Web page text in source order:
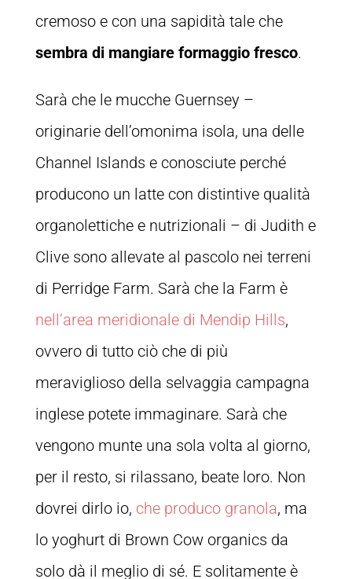
cremoso e con una sapidità tale che
sembra di mangiare formaggio fresco.
Sarà che le mucche Guernsey –
originarie dell’omonima isola, una delle
Channel Islands e conosciute perché
producono un latte con distintive qualità
organolettiche e nutrizionali – di Judith e
Clive sono allevate al pascolo nei terreni
di Perridge Farm. Sarà che la Farm è
nell’area meridionale di Mendip Hills,
ovvero di tutto ciò che di più
meraviglioso della selvaggia campagna
inglese potete immaginare. Sarà che
vengono munte una sola volta al giorno,
per il resto, si rilassano, beate loro. Non
dovrei dirlo io, che produco granola, ma
lo yoghurt di Brown Cow organics da
solo dà il meglio di sé. E solitamente è